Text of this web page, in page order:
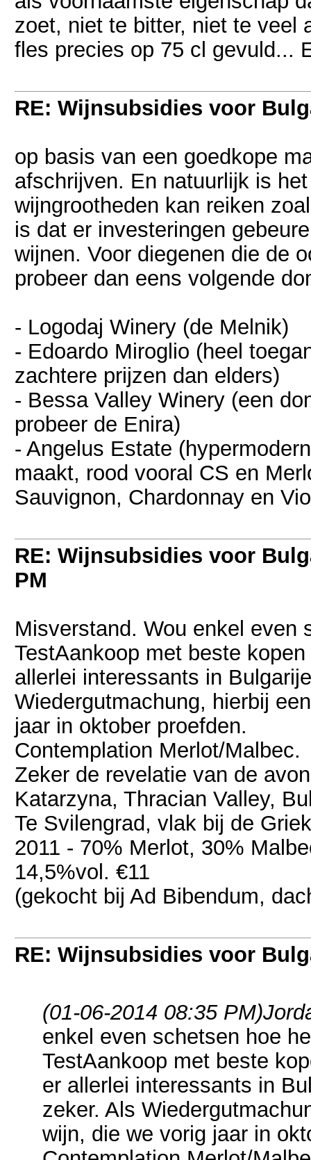
zoet, niet te bitter, niet te veel
fles precies op 75 cl gevuld...
RE: Wijnsubsidies voor
op basis van een goedkope
afschrijven. En natuurlijk is
wijngrootheden kan reiken
is dat er investeringen
wijnen. Voor diegenen die de
probeer dan eens volgende
- Logodaj Winery (de Melnik)
- Edoardo Miroglio (heel
zachtere prijzen dan elders)
- Bessa Valley Winery (een
probeer de Enira)
- Angelus Estate
maakt, rood vooral CS en
Sauvignon, Chardonnay en
RE: Wijnsubsidies voor
PM
Misverstand. Wou enkel even
TestAankoop met beste
allerlei interessants in
Wiedergutmachung, hierbij
jaar in oktober proefden.
Contemplation Merlot/Malbec.
Zeker de revelatie van de
Katarzyna, Thracian Valley,
Te Svilengrad, vlak bij de
2011 - 70% Merlot, 30%
14,5%vol. €11
(gekocht bij Ad Bibendum,
RE: Wijnsubsidies voor
(01-06-2014 08:35 PM)
enkel even schetsen hoe
TestAankoop met beste
er allerlei interessants in
zeker. Als
wijn, die we vorig jaar in